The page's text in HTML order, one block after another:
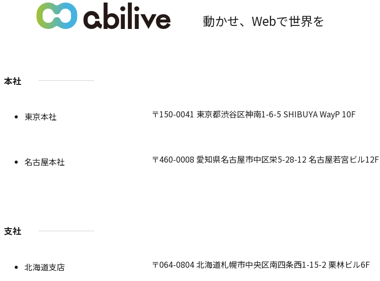
動かせ、Webで世界を
本社
東京本社 〒150-0041 東京都渋谷区神南1-6-5 SHIBUYA WayP 10F
名古屋本社 〒460-0008 愛知県名古屋市中区栄5-28-12 名古屋若宮ビル12F
支社
北海道支店 〒064-0804北海道札幌市中央区南四条西1-15-2 栗林ビル6F